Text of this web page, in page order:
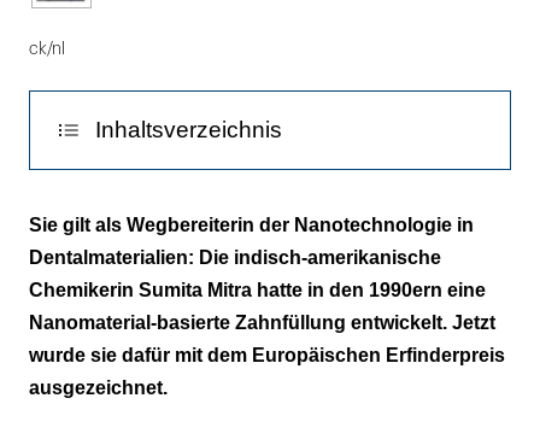
ck/nl
Inhaltsverzeichnis
Sie wollte Zahnschmelz nachbauen
Sie gilt als Wegbereiterin der Nanotechnologie in
Dentalmaterialien: Die indisch-amerikanische
Chemikerin Sumita Mitra hatte in den 1990ern eine
Nanomaterial-basierte Zahnfüllung entwickelt. Jetzt
wurde sie dafür mit dem Europäischen Erfinderpreis
ausgezeichnet.